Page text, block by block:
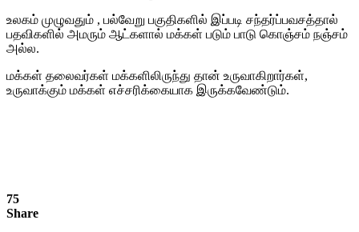
உலகம் முழுவதும் , பல்வேறு பகுதிகளில் இப்படி சந்தர்ப்பவசத்தால்
பதவிகளில் அமரும் ஆட்களால் மக்கள் படும் பாடு கொஞ்சம் நஞ்சம்
அல்ல.
மக்கள் தலைவர்கள் மக்களிலிருந்து தான் உருவாகிறார்கள்,
உருவாக்கும் மக்கள் எச்சரிக்கையாக இருக்கவேண்டும்.
75
Share